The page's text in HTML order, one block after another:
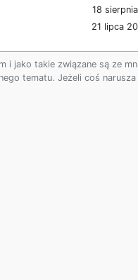
18
21 lipca
jako takie związane są ze
tematu. Jeżeli coś